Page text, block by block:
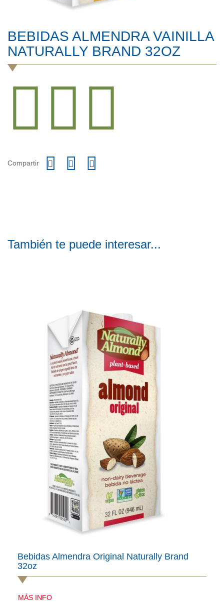
BEBIDAS ALMENDRA VAINILLA
NATURALLY BRAND 32OZ
Compartir
También te puede interesar...
Bebidas Almendra Original Naturally Brand
32oz
MÁS INFO